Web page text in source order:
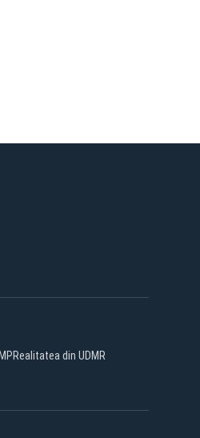
Realitatea din UDMR